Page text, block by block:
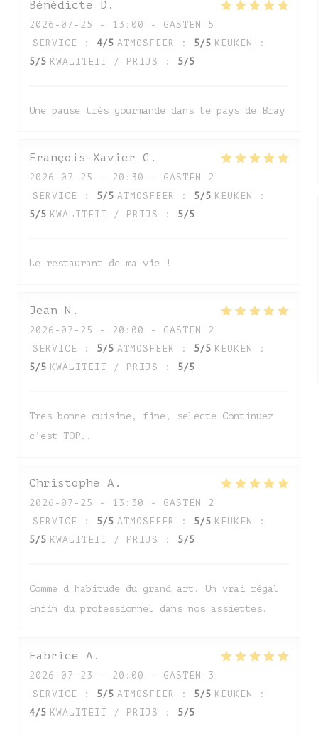
Bénédicte D
2026-07-25
- 13:00 - GASTEN 5
SERVICE
: 4/5 ATMOSFEER : 5/5 KEUKEN
:
5/5 KWALITEIT / PRIJS : 5/5
Une pause très gourmande dans le pays de Bray
François-Xavier C
2026-07-25
- 20:30 - GASTEN 2
SERVICE
: 5/5 ATMOSFEER : 5/5 KEUKEN
:
5/5 KWALITEIT / PRIJS : 5/5
Le restaurant de ma vie !
Jean N
2026-07-25
- 20:00 - GASTEN 2
SERVICE
: 5/5 ATMOSFEER : 5/5 KEUKEN
:
5/5 KWALITEIT / PRIJS : 5/5
Tres bonne cuisine, fine, selecte Continuez
c’est TOP..
Christophe A
2026-07-25
- 13:30 - GASTEN 2
SERVICE
: 5/5 ATMOSFEER : 5/5 KEUKEN
:
5/5 KWALITEIT / PRIJS : 5/5
Comme d'habitude du grand art. Un vrai régal
Enfin du professionnel dans nos assiettes.
Fabrice A
2026-07-23
- 20:00 - GASTEN 3
SERVICE
: 5/5 ATMOSFEER : 5/5 KEUKEN
:
4/5 KWALITEIT / PRIJS : 5/5